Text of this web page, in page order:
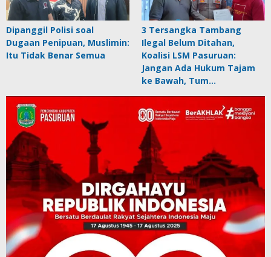
Dipanggil Polisi soal
Dugaan Penipuan, Muslimin:
Itu Tidak Benar Semua
3 Tersangka Tambang
Ilegal Belum Ditahan,
Koalisi LSM Pasuruan:
Jangan Ada Hukum Tajam
ke Bawah, Tum…